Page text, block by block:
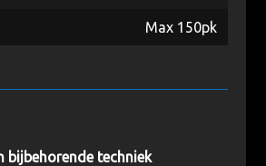
Max 150pk
bijbehorende techniek